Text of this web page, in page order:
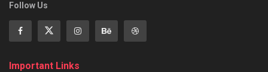
Follow Us
Important Links